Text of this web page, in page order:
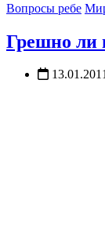
Вопросы ребе
Грешно ли